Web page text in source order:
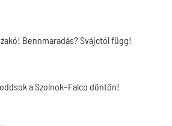
Bennmaradás? Svájctól függ!
a Szolnok–Falco döntőn!